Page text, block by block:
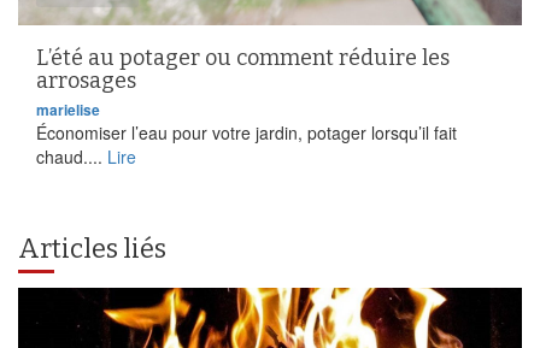
L’été au potager ou comment réduire les
arrosages
marielise
Économiser l’eau pour votre jardin, potager lorsqu’il fait
chaud.... Lire
Articles liés